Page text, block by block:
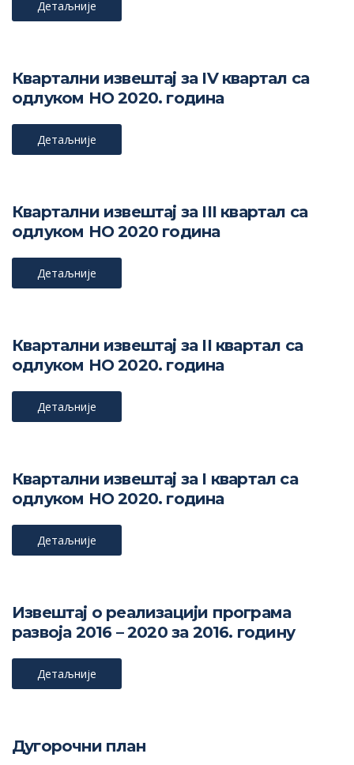
Детаљније
Квартални извештај за IV квартал са
одлуком НО 2020. година
Детаљније
Квартални извештај за III квартал са
одлуком НО 2020 година
Детаљније
Квартални извештај за II квартал са
одлуком НО 2020. година
Детаљније
Квартални извештај за I квартал са
одлуком НО 2020. година
Детаљније
Извештај о реализацији програма
развоја 2016 – 2020 за 2016. годину
Детаљније
Дугорочни план